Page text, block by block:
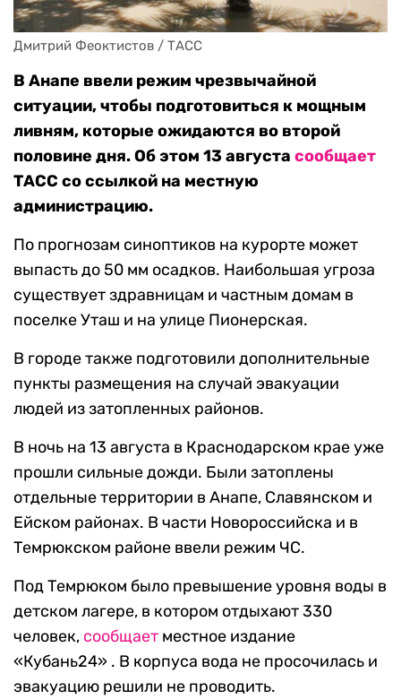
Дмитрий Феоктистов / ТАСС
В Анапе ввели режим чрезвычайной
ситуации, чтобы подготовиться к мощным
ливням, которые ожидаются во второй
половине дня. Об этом 13 августа сообщает
ТАСС со ссылкой на местную
администрацию.
По прогнозам синоптиков на курорте может
выпасть до 50 мм осадков. Наибольшая угроза
существует здравницам и частным домам в
поселке Уташ и на улице Пионерская.
В городе также подготовили дополнительные
пункты размещения на случай эвакуации
людей из затопленных районов.
В ночь на 13 августа в Краснодарском крае уже
прошли сильные дожди. Были затоплены
отдельные территории в Анапе, Славянском и
Ейском районах. В части Новороссийска и в
Темрюкском районе ввели режим ЧС.
Под Темрюком было превышение уровня воды в
детском лагере, в котором отдыхают 330
человек, сообщает местное издание
«Кубань24» . В корпуса вода не просочилась и
эвакуацию решили не проводить.